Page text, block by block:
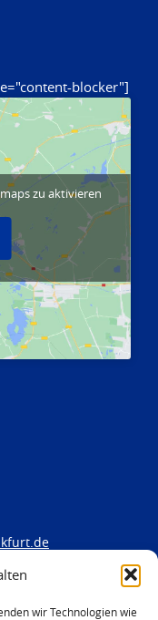
wir Technologien wie
blocker"]
zu aktivieren